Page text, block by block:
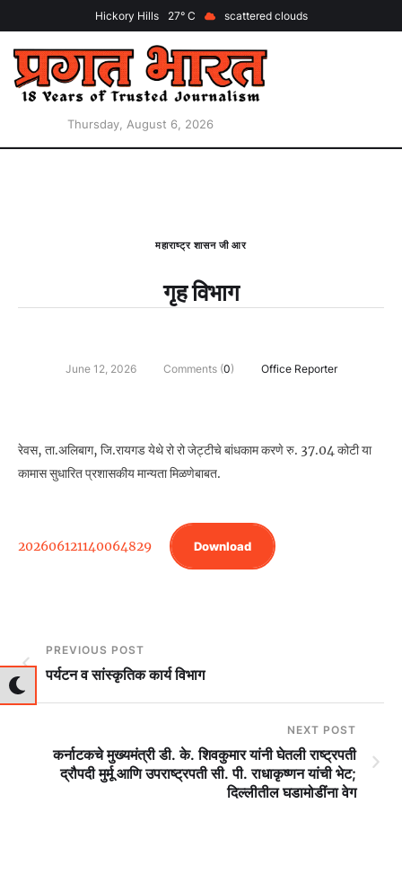
Hickory Hills 27 scattered clouds
Thursday, August 6, 2026
महाराष्ट्र शासन जी आर
गृह विभाग
June 12, 2026 Comments (0) Office Reporter
रेवस, ता.अलिबाग, जि.रायगड येथे रो रो जेट्टीचे बांधकाम करणे रु. 37.04 कोटी या
कामास सुधारित प्रशासकीय मान्यता मिळणेबाबत.
202606121140064829 Download
PREVIOUS POST
पर्यटन व सांस्कृतिक कार्य विभाग
NEXT POST
कर्नाटकचे मुख्यमंत्री डी. के. शिवकुमार यांनी घेतली राष्ट्रपती
द्रौपदी मुर्मू आणि उपराष्ट्रपती सी. पी. राधाकृष्णन यांची भेट;
दिल्लीतील घडामोडींना वेग